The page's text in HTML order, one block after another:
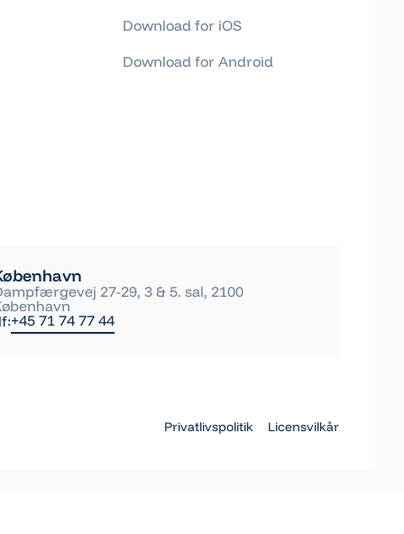
Download for iOS
Download for Android
27-29, 3 & 5. sal, 2100
+45 71 74 77 44
Privatlivspolitik Licensvilkår